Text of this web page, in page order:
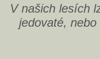
V našich lesích
jedovaté,